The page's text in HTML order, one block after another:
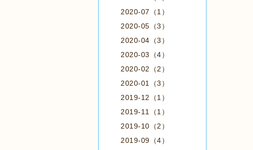
2020-07（1）
2020-05（3）
2020-04（3）
2020-03（4）
2020-02（2）
2020-01（3）
2019-12（1）
2019-11（1）
2019-10（2）
2019-09（4）